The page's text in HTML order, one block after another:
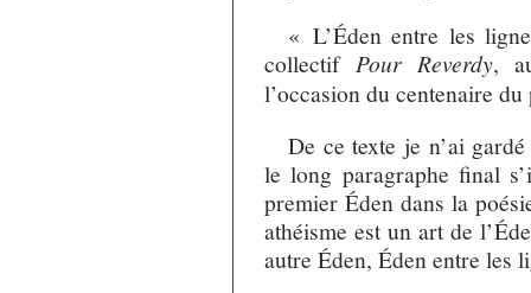
« L’Éden entre les
collectifPour Reverdy,
l’occasion du centenaire
De ce texte je n’ai
le long paragraphe final
premier Éden dans la
athéisme est un art de
autre Éden, Éden entre les